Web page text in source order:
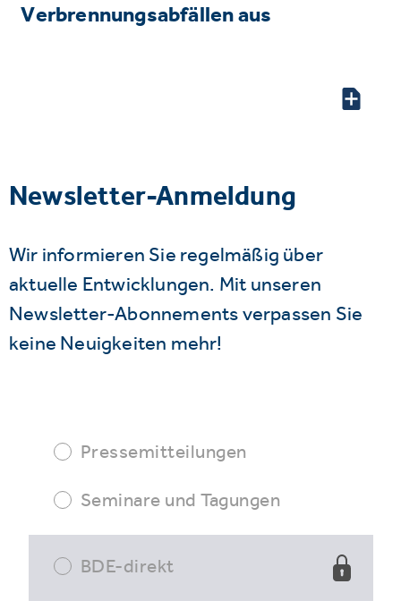
Verbrennungsabfällen aus
Newsletter-Anmeldung
Wir informieren Sie regelmäßig über
aktuelle Entwicklungen. Mit unseren
Newsletter-Abonnements verpassen Sie
keine Neuigkeiten mehr!
Pressemitteilungen
Seminare und Tagungen
BDE-direkt